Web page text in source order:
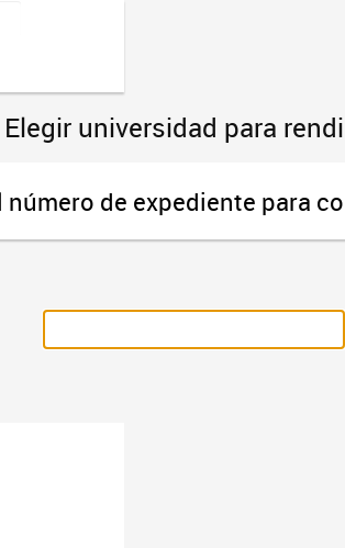
universidad para
número de expediente para